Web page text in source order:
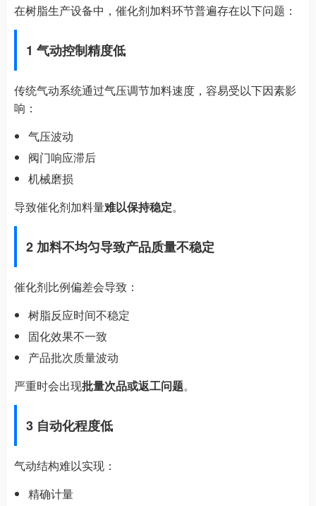
在树脂生产设备中，催化剂加料环节普遍存在以下问题：
1 气动控制精度低
传统气动系统通过气压调节加料速度，容易受以下因素影
响：
气压波动
阀门响应滞后
机械磨损
导致催化剂加料量难以保持稳定。
2 加料不均匀导致产品质量不稳定
催化剂比例偏差会导致：
树脂反应时间不稳定
固化效果不一致
产品批次质量波动
严重时会出现批量次品或返工问题。
3 自动化程度低
气动结构难以实现：
精确计量